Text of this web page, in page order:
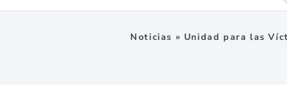
Noticias » Unidad para las